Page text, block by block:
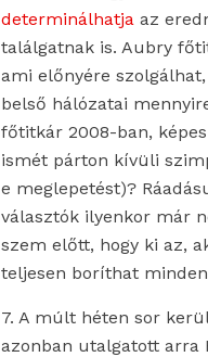
determinálhatja az
találgatnak is. Aubry
ami előnyére
belső hálózatai
főtitkár 2008-ban,
ismét párton kívüli
e meglepetést)?
választók ilyenkor már
szem előtt, hogy ki az,
teljesen boríthat
7. A múlt héten sor
azonban utalgatott arra